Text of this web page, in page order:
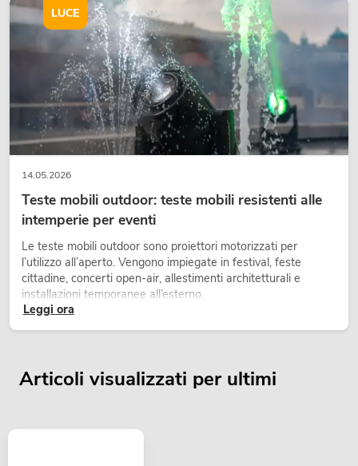
14.05.2026
Teste mobili outdoor: teste mobili resistenti alle
intemperie per eventi
Le teste mobili outdoor sono proiettori motorizzati per
l’utilizzo all’aperto. Vengono impiegate in festival, feste
cittadine, concerti open-air, allestimenti architetturali e
installazioni temporanee all’esterno.
Leggi ora
LUCE
Articoli visualizzati per ultimi